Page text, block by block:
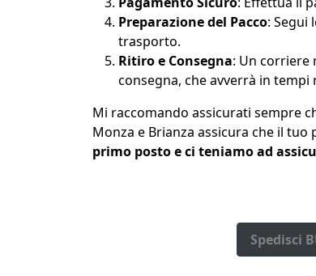
Preparazione del Pacco: Segui
trasporto.
Ritiro e Consegna: Un corriere
consegna, che avverrà in tempi
Mi raccomando assicurati sempre
Monza e Brianza assicura che il
primo posto e ci teniamo ad
Spedisci